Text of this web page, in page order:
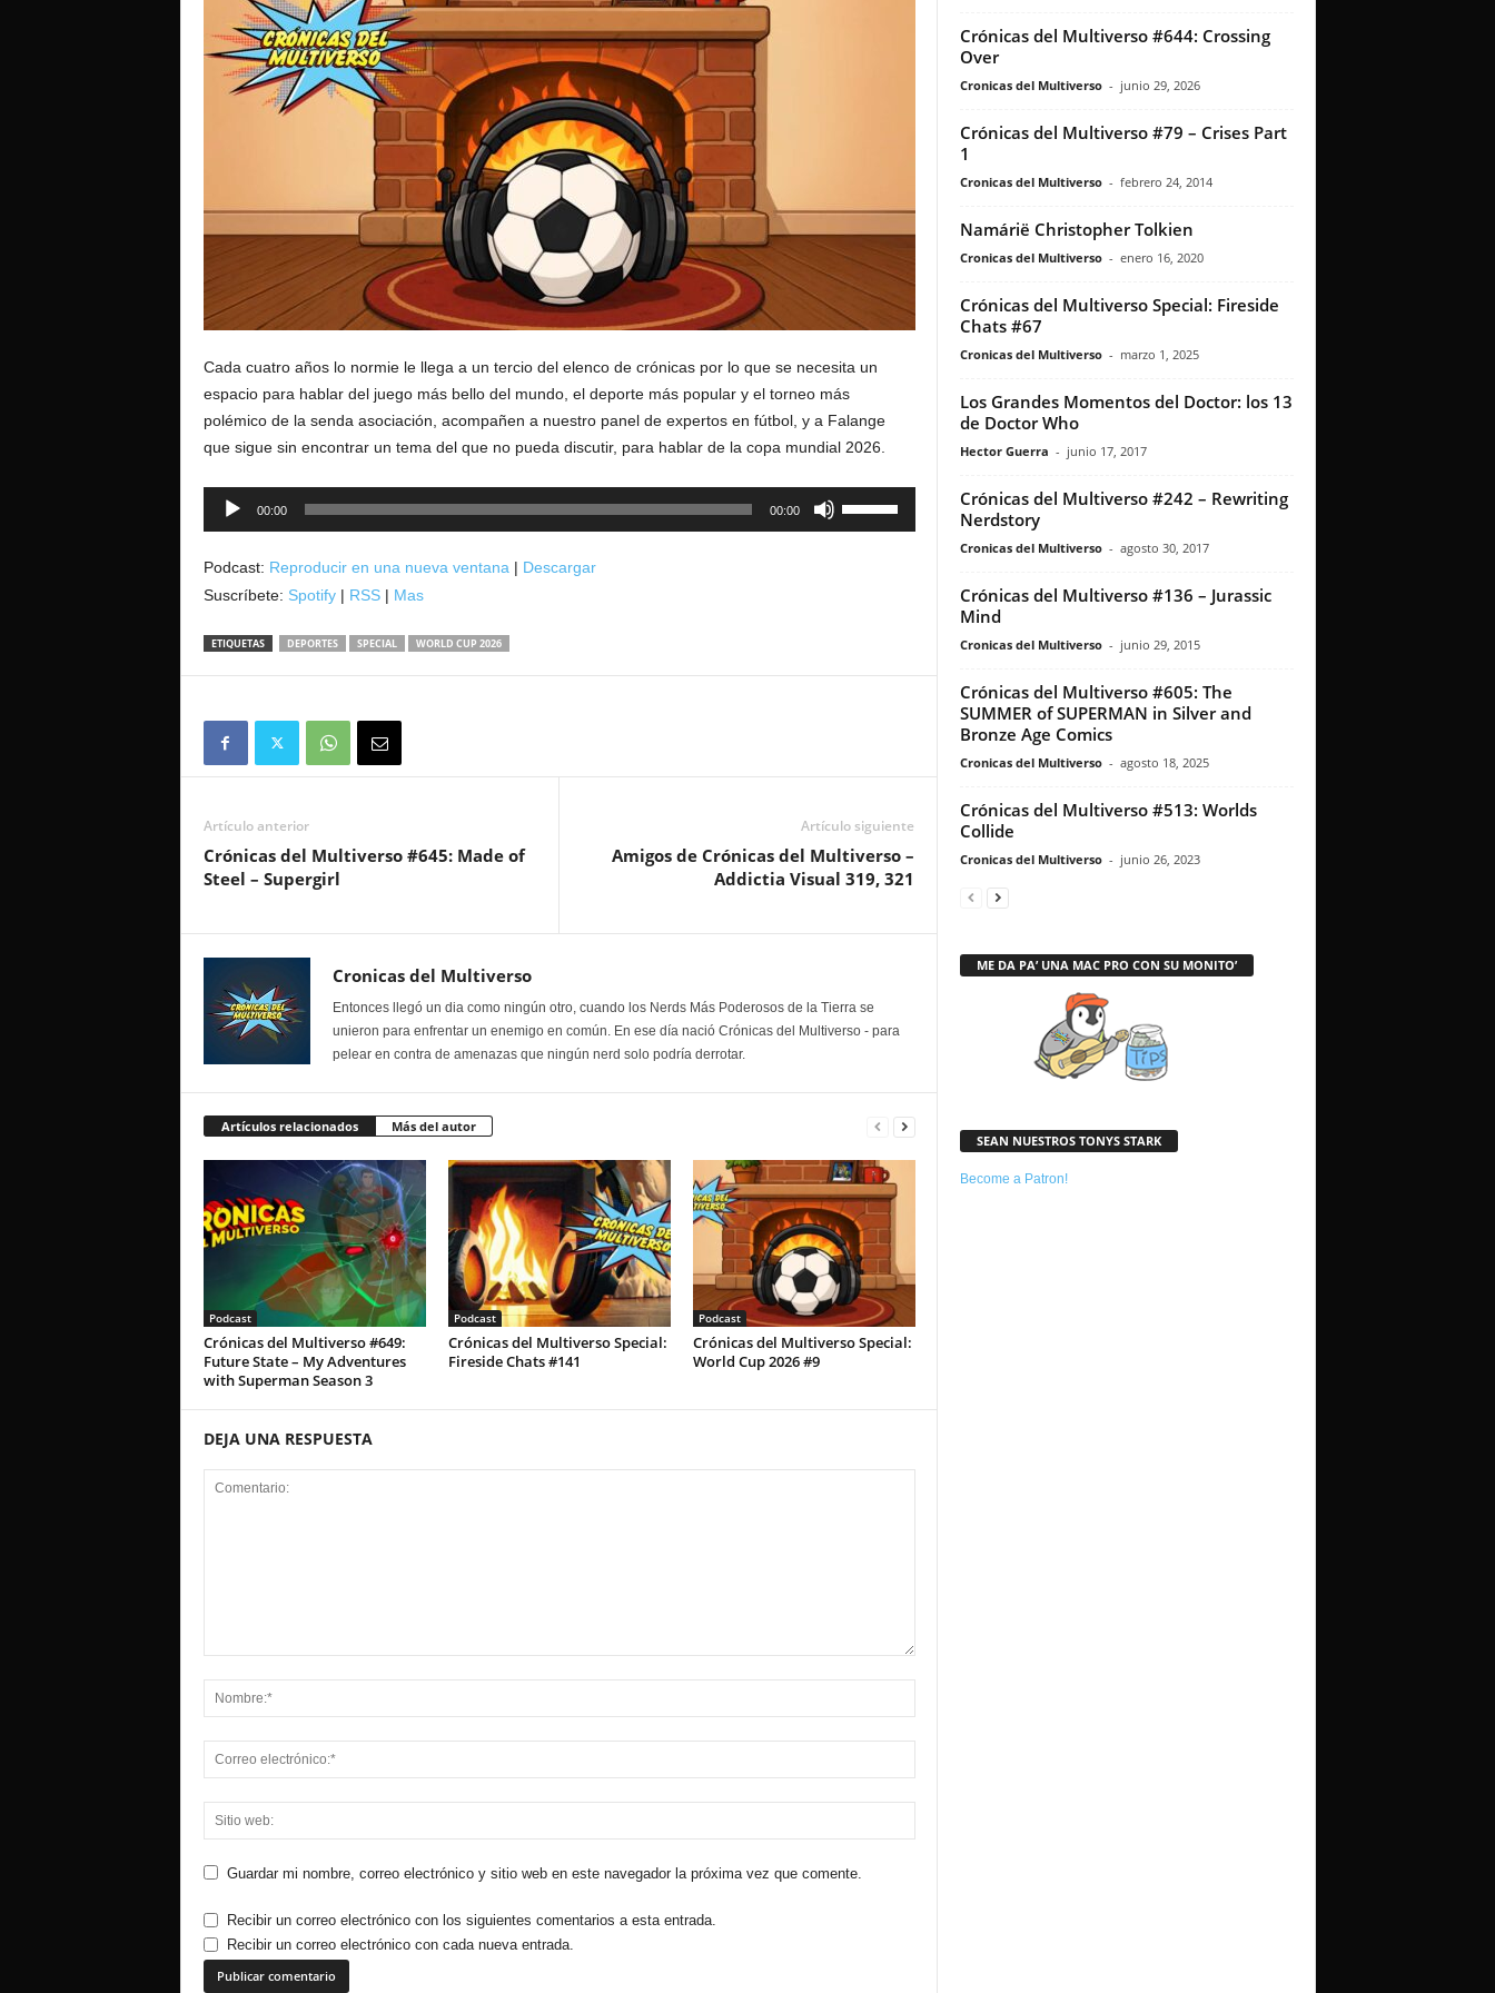
Cada cuatro años lo normie le llega a un tercio del elenco de crónicas por lo que se necesita un
espacio para hablar del juego más bello del mundo, el deporte más popular y el torneo más
polémico de la senda asociación, acompañen a nuestro panel de expertos en fútbol, y a Falange
que sigue sin encontrar un tema del que no pueda discutir, para hablar de la copa mundial 2026.
Reproductor
00:00 00:00
Podcast: Reproducir en una nueva ventana| Descargar
Suscríbete: Spotify| RSS| Mas
ETIQUETAS DEPORTES SPECIAL WORLD CUP 2026
Artículo anterior
Crónicas del Multiverso #645: Made of
Steel – Supergirl
Artículo siguiente
Amigos de Crónicas del Multiverso –
Addictia Visual 319, 321
Cronicas del Multiverso
Entonces llegó un dia como ningún otro, cuando los Nerds Más Poderosos de la Tierra se
unieron para enfrentar un enemigo en común. En ese día nació Crónicas del Multiverso - para
pelear en contra de amenazas que ningún nerd solo podría derrotar.
Artículos relacionados Más del autor
Podcast
Crónicas del Multiverso #649:
Future State – My Adventures
with Superman Season 3
Podcast
Crónicas del Multiverso Special:
Fireside Chats #141
Podcast
Crónicas del Multiverso Special:
World Cup 2026 #9
DEJA UNA RESPUESTA
Guardar mi nombre, correo electrónico y sitio web en este navegador la próxima vez que comente.
Recibir un correo electrónico con los siguientes comentarios a esta entrada.
Recibir un correo electrónico con cada nueva entrada.
Crónicas del Multiverso #644: Crossing
Over
Cronicas del Multiverso - junio 29, 2026
Crónicas del Multiverso #79 – Crises Part
1
Cronicas del Multiverso - febrero 24, 2014
Namárië Christopher Tolkien
Cronicas del Multiverso - enero 16, 2020
Crónicas del Multiverso Special: Fireside
Chats #67
Cronicas del Multiverso - marzo 1, 2025
Los Grandes Momentos del Doctor: los 13
de Doctor Who
Hector Guerra - junio 17, 2017
Crónicas del Multiverso #242 – Rewriting
Nerdstory
Cronicas del Multiverso - agosto 30, 2017
Crónicas del Multiverso #136 – Jurassic
Mind
Cronicas del Multiverso - junio 29, 2015
Crónicas del Multiverso #605: The
SUMMER of SUPERMAN in Silver and
Bronze Age Comics
Cronicas del Multiverso - agosto 18, 2025
Crónicas del Multiverso #513: Worlds
Collide
Cronicas del Multiverso - junio 26, 2023
ME DA PA’ UNA MAC PRO CON SU MONITO’
SEAN NUESTROS TONYS STARK
Become a Patron!